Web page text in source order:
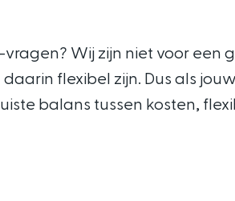
Wij zijn niet voor een
flexibel zijn. Dus als
balans tussen kosten,